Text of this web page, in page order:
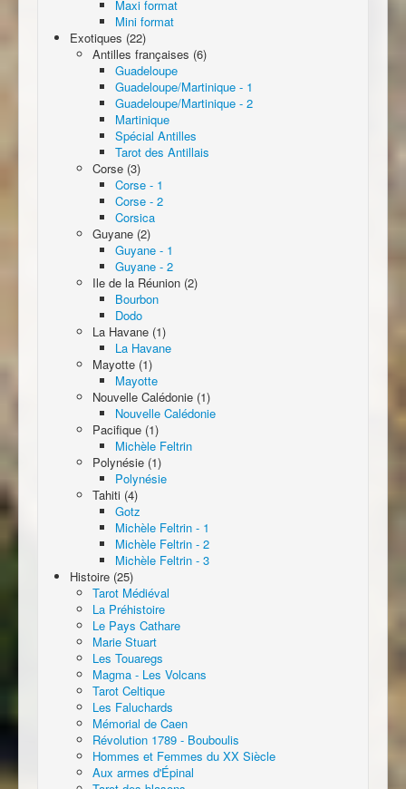
Maxi format
Mini format
Exotiques (22)
Antilles françaises (6)
Guadeloupe
Guadeloupe/Martinique - 1
Guadeloupe/Martinique - 2
Martinique
Spécial Antilles
Tarot des Antillais
Corse (3)
Corse - 1
Corse - 2
Corsica
Guyane (2)
Guyane - 1
Guyane - 2
Ile de la Réunion (2)
Bourbon
Dodo
La Havane (1)
La Havane
Mayotte (1)
Mayotte
Nouvelle Calédonie (1)
Nouvelle Calédonie
Pacifique (1)
Michèle Feltrin
Polynésie (1)
Polynésie
Tahiti (4)
Gotz
Michèle Feltrin - 1
Michèle Feltrin - 2
Michèle Feltrin - 3
Histoire (25)
Tarot Médiéval
La Préhistoire
Le Pays Cathare
Marie Stuart
Les Touaregs
Magma - Les Volcans
Tarot Celtique
Les Faluchards
Mémorial de Caen
Révolution 1789 - Bouboulis
Hommes et Femmes du XX Siècle
Aux armes d'Épinal